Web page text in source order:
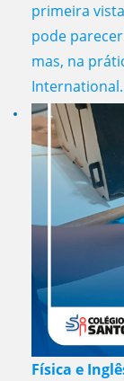
primeira
pode
mas, na
Física e